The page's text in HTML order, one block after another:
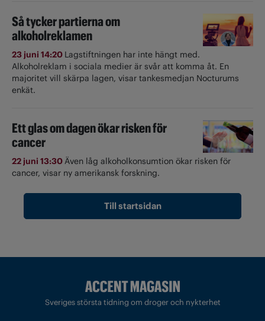
Så tycker partierna om
alkoholreklamen
23 juni 14:20 Lagstiftningen har inte hängt med.
Alkoholreklam i sociala medier är svår att komma åt. En
majoritet vill skärpa lagen, visar tankesmedjan Nocturums
enkät.
Ett glas om dagen ökar risken för
cancer
22 juni 13:30Även låg alkoholkonsumtion ökar risken för
cancer, visar ny amerikansk forskning.
Till startsidan
Sveriges största tidning om droger och nykterhet